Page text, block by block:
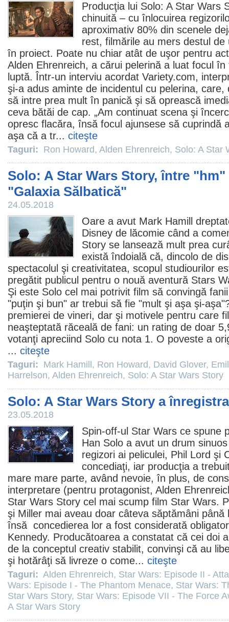
Producţia lui Solo: A Star Wars
chinuită – cu înlocuirea
aproximativ 80% din scenele
rest, filmările au mers destul
în proiect. Poate nu chiar atât de uşor pentru
Alden Ehrenreich, a cărui pelerină a luat focul
luptă. Într-un interviu acordat Variety.com,
şi-a adus aminte de incidentul cu pelerina,
să intre prea mult în panică şi să oprească
ceva bătăi de cap. „Am continuat scena şi
opresc flacăra, însă focul ajunsese să cuprindă
aşa că a tr... citeşte
Taguri: Ron Howard, Alden Ehrenreich, Solo: A Star
Solo: A Star Wars Story, între
"Galaxia Sălbatică"
24.05.2018
Oare a avut Mark Hamill
Disney de lăcomie când a
Story se lansează mult prea
există îndoială că, dincolo de
spectacolul şi creativitatea, scopul studiourilor
pregătit publicul pentru o nouă aventură Stars
Şi este Solo cel mai potrivit film să convingă
"puţin şi bun" ar trebui să fie "mult şi aşa şi-
premierei de vineri, dar şi motivele pentru care
neaşteptată răceală de fani: un rating de doar
votanţi apreciind Solo cu nota 1. O poveste a
... citeşte
Taguri: Mark Hamill , Ron Howard, David Glover,
Harrelson, Alden Ehrenreich, Solo: A Star Wars Story
Solo: A Star Wars Story a
23.05.2018
Spin-off-ul Star Wars ce spune
Han Solo a avut un drum
regizori ai peliculei, Phil Lord şi
concediaţi, iar producţia a
mare mare parte, având nevoie, în plus, de
interpretare (pentru protagonist, Alden
Star Wars Story cel mai scump film Star Wars.
şi Miller mai aveau doar câteva săptămâni până
însă concedierea lor a fost considerată
Kennedy. Producătoarea a constatat că cei doi
de la conceptul creativ stabilit, convinşi că au
şi hotărâţi să livreze o come... citeşte
Taguri: Alden Ehrenreich, Star Wars: Episode II -
Wars: Episode I - The Phantom Menace, Star Wars:
Star Wars Story, Star Wars: Episode VII - The Force
A Star Wars Story